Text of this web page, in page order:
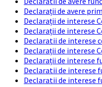
Declarații de avere
Declarații de interese
Declarații de interese
Declaratii de interese
Declarații de interese
Declarații de interese
Declaratii de interese
Declaratii de interese